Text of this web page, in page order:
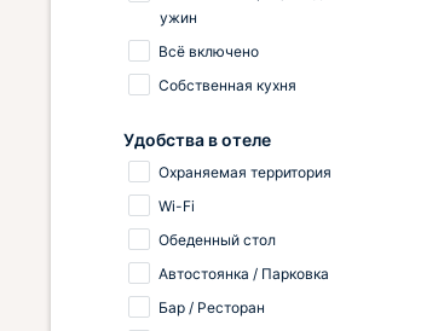
ужин
Всё включено
Собственная кухня
Удобства в отеле
Охраняемая территория
Wi-Fi
Обеденный стол
Автостоянка / Парковка
Бар / Ресторан